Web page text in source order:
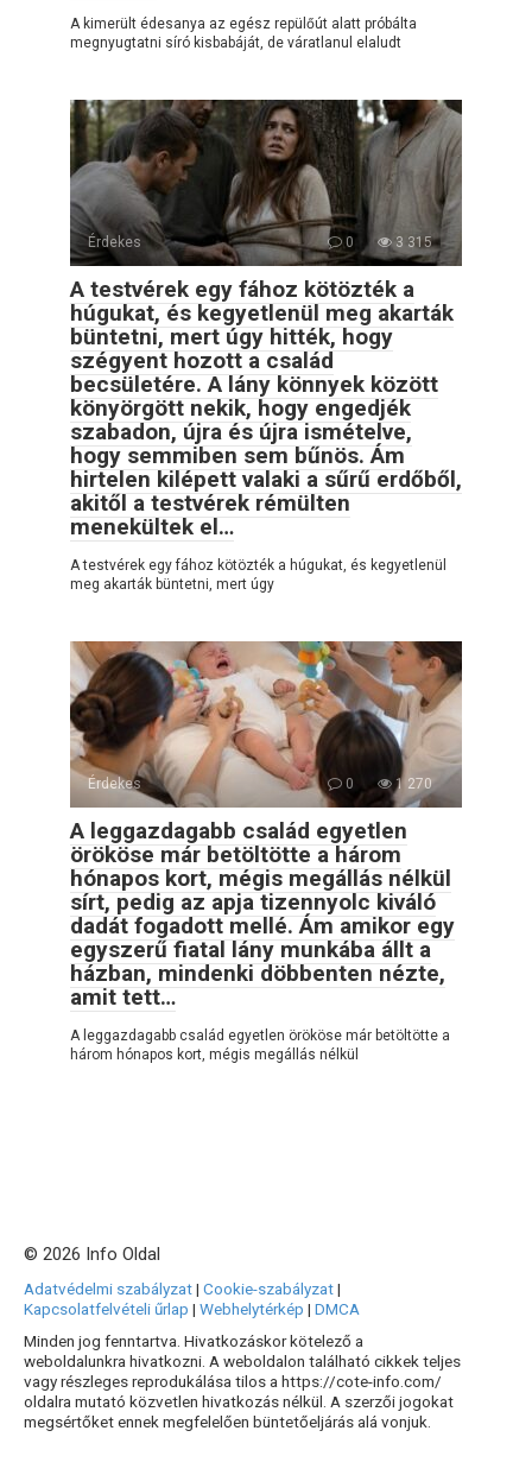
A kimerült édesanya az egész repülőút alatt próbálta
megnyugtatni síró kisbabáját, de váratlanul elaludt
Érdekes 0 3 315
A testvérek egy fához kötözték a
húgukat, és kegyetlenül meg akarták
büntetni, mert úgy hitték, hogy
szégyent hozott a család
becsületére. A lány könnyek között
könyörgött nekik, hogy engedjék
szabadon, újra és újra ismételve,
hogy semmiben sem bűnös. Ám
hirtelen kilépett valaki a sűrű erdőből,
akitől a testvérek rémülten
menekültek el…
A testvérek egy fához kötözték a húgukat, és kegyetlenül
meg akarták büntetni, mert úgy
Érdekes 0 1 270
A leggazdagabb család egyetlen
örököse már betöltötte a három
hónapos kort, mégis megállás nélkül
sírt, pedig az apja tizennyolc kiváló
dadát fogadott mellé. Ám amikor egy
egyszerű fiatal lány munkába állt a
házban, mindenki döbbenten nézte,
amit tett…
A leggazdagabb család egyetlen örököse már betöltötte a
három hónapos kort, mégis megállás nélkül
© 2026 Info Oldal
Adatvédelmi szabályzat| Cookie-szabályzat|
Kapcsolatfelvételi űrlap | Webhelytérkép | DMCA
Minden jog fenntartva. Hivatkozáskor kötelező a
weboldalunkra hivatkozni. A weboldalon található cikkek teljes
vagy részleges reprodukálása tilos a https://cote-info.com/
oldalra mutató közvetlen hivatkozás nélkül. A szerzői jogokat
megsértőket ennek megfelelően büntetőeljárás alá vonjuk.